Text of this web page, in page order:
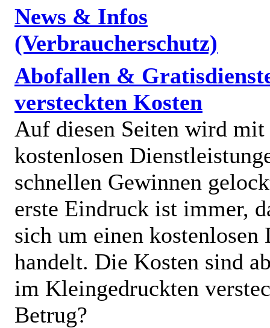
News & Infos
(Verbraucherschutz)
Abofallen &
versteckten Kosten
Auf diesen Seiten wird mit
kostenlosen
schnellen Gewinnen
erste Eindruck ist immer,
sich um einen kostenlosen
handelt. Die Kosten sind
im Kleingedruckten
Betrug?